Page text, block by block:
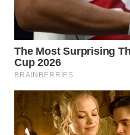
WN
CIREBON
WN
WN
KUNINGAN